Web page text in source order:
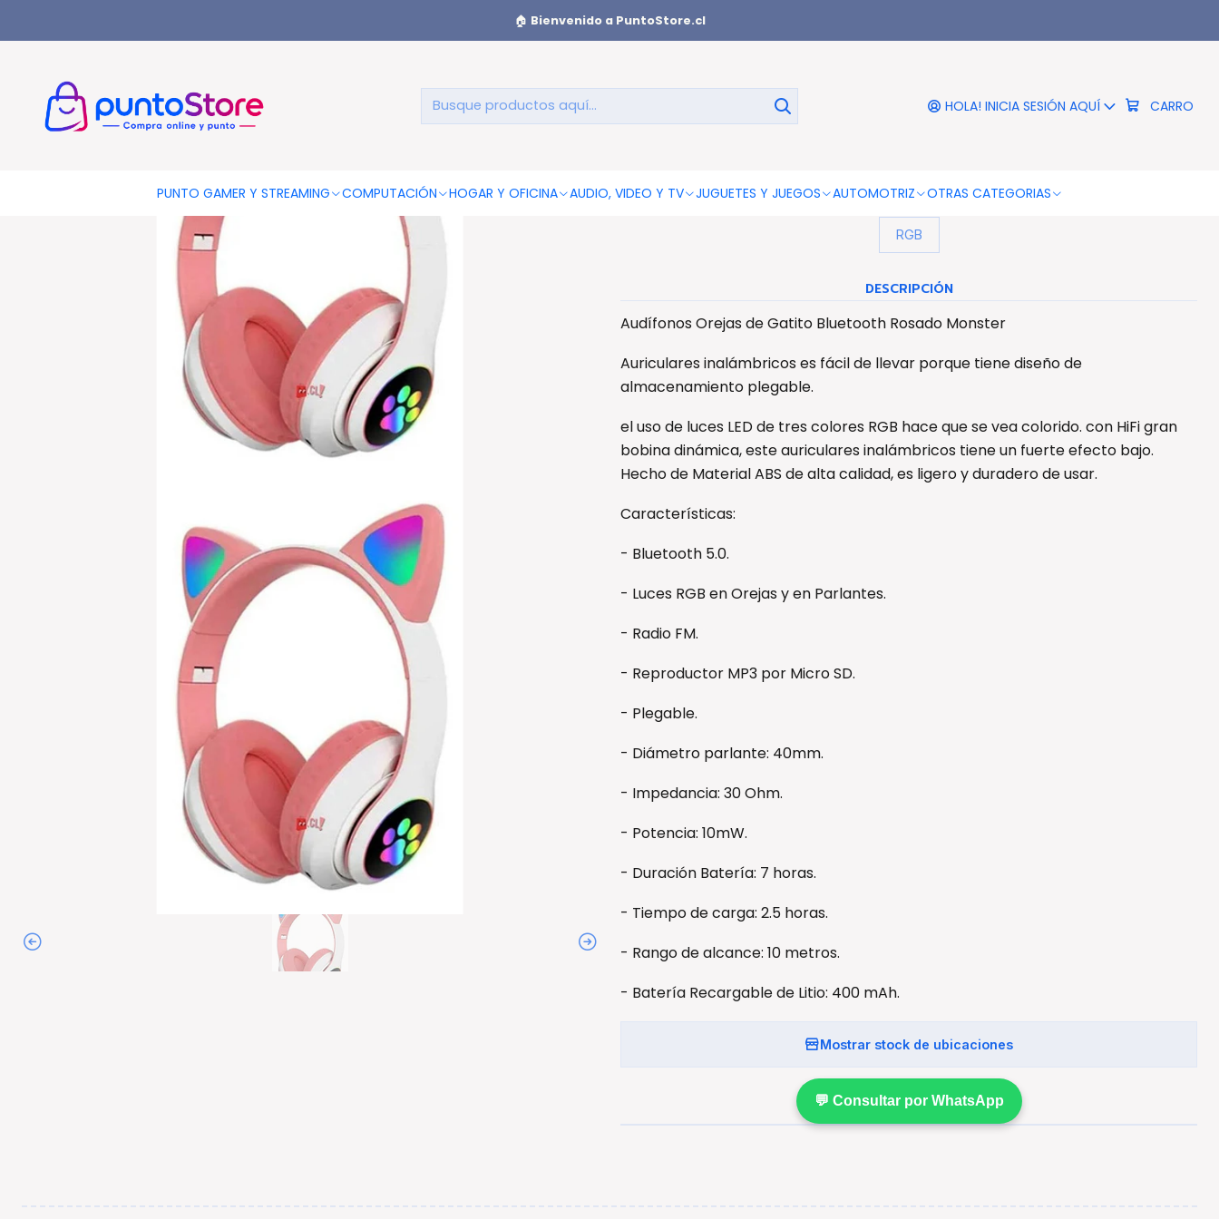
HOLA! INICIA SESIÓN AQUÍ CARRO
PUNTO GAMER Y STREAMING COMPUTACIÓN HOGAR Y OFICINA AUDIO, VIDEO Y TV JUGUETES Y JUEGOS AUTOMOTRIZ OTRAS CATEGORIAS
🏠 Bienvenido a PuntoStore.cl
Audífonos Orejas De Gatito Bluetooth
Rosado Monster - Ps
Rosa
RGB
DESCRIPCIÓN
Audífonos Orejas de Gatito Bluetooth Rosado Monster
Auriculares inalámbricos es fácil de llevar porque tiene diseño de
almacenamiento plegable.
el uso de luces LED de tres colores RGB hace que se vea colorido. con HiFi gran
bobina dinámica, este auriculares inalámbricos tiene un fuerte efecto bajo.
Hecho de Material ABS de alta calidad, es ligero y duradero de usar.
Características:
- Bluetooth 5.0.
- Luces RGB en Orejas y en Parlantes.
- Radio FM.
- Reproductor MP3 por Micro SD.
- Plegable.
- Diámetro parlante: 40mm.
- Impedancia: 30 Ohm.
- Potencia: 10mW.
- Duración Batería: 7 horas.
- Tiempo de carga: 2.5 horas.
- Rango de alcance: 10 metros.
- Batería Recargable de Litio: 400 mAh.
Mostrar stock de ubicaciones
💬 Consultar por WhatsApp